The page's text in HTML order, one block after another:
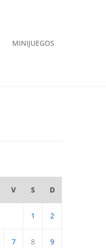
MINIJUEGOS
V S D
1 2
7 8 9